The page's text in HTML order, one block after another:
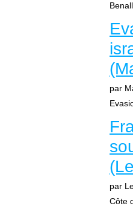
par
par
Côte